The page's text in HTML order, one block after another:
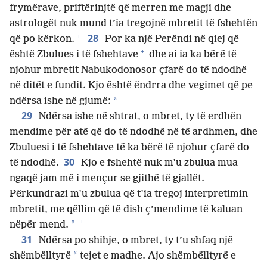
frymërave, priftërinjtë që merren me magji dhe
astrologët nuk mund t’ia tregojnë mbretit të fshehtën
që po kërkon. + 28 Por ka një Perëndi në qiej që
është Zbulues i të fshehtave + dhe ai ia ka bërë të
njohur mbretit Nabukodonosor çfarë do të ndodhë
në ditët e fundit. Kjo është ëndrra dhe vegimet që pe
ndërsa ishe në gjumë: *
29 Ndërsa ishe në shtrat, o mbret, ty të erdhën
mendime për atë që do të ndodhë në të ardhmen, dhe
Zbuluesi i të fshehtave të ka bërë të njohur çfarë do
të ndodhë. 30 Kjo e fshehtë nuk m’u zbulua mua
ngaqë jam më i mençur se gjithë të gjallët.
Përkundrazi m’u zbulua që t’ia tregoj interpretimin
mbretit, me qëllim që të dish ç’mendime të kaluan
nëpër mend. * +
31
Ndërsa po shihje, o mbret, ty t’u shfaq një
shëmbëlltyrë * tejet e madhe. Ajo shëmbëlltyrë e